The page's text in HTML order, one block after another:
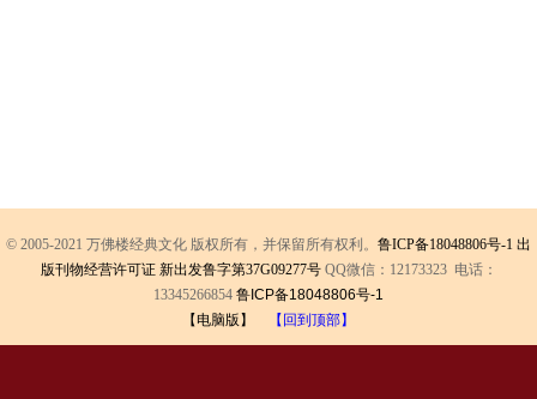
© 2005-2021 万佛楼经典文化 版权所有，并保留所有权利。 鲁ICP备18048806号-1 出
版刊物经营许可证 新出发鲁字第37G09277号 QQ微信：12173323 电话：
13345266854 鲁ICP备18048806号-1
【电脑版】
【回到顶部】